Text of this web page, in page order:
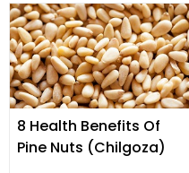
پاکستانی شخص سے نکاح
کیا، خاتون کی عمر کتنی
ہے؟
8 Health Benefits Of
Pine Nuts (Chilgoza)